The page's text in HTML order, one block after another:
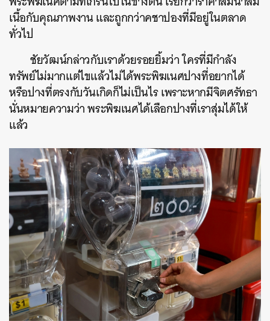
เนื้อกับคุณภาพงาน และถูกกว่าคชาปองที่มีอยู่ในตลาด
ทั่วไป
ชัยวัฒน์กล่าวกับเราด้วยรอยยิ้มว่า ใครที่มีกำลัง
ทรัพย์ไม่มากแต่ไขแล้วไม่ได้พระพิฆเนศปางที่อยากได้
หรือปางที่ตรงกับวันเกิดก็ไม่เป็นไร เพราะหากมีจิตศรัทธา
นั่นหมายความว่า พระพิฆเนศได้เลือกปางที่เราสุ่มได้ให้
แล้ว
ค้นหา
SHARE TWEET LINE EMAIL